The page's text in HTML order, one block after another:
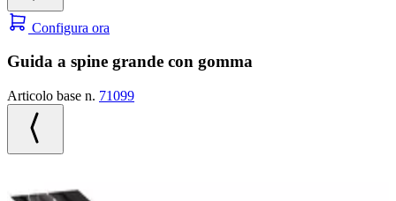
Configura ora
Guida a spine grande con gomma
Articolo base n. 71099